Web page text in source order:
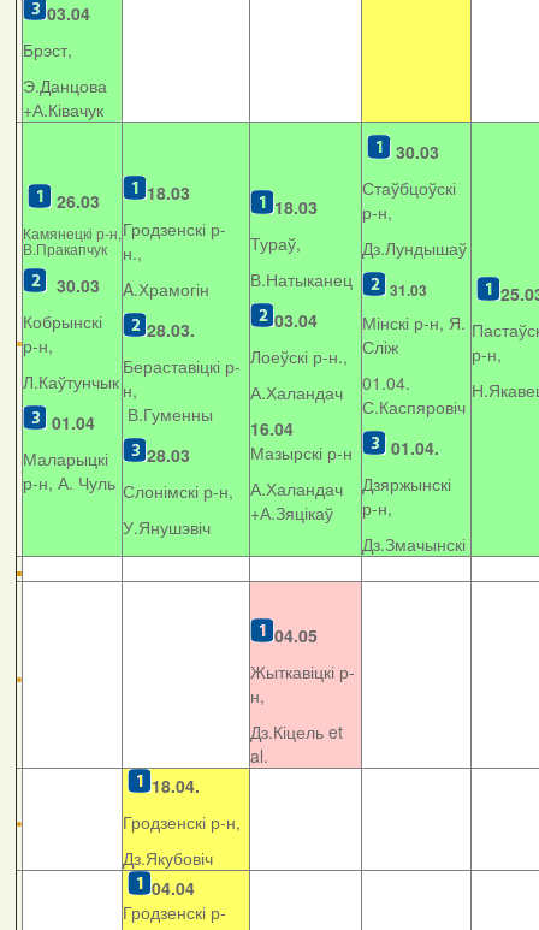
03.04
Брэст,
Э.Данцова
+А.Ківачук
26.03
Камянецкі р-н,
В.Пракапчук
30.03
Кобрынскі
р-н,
Л.Каўтунчык
01.04
Маларыцкі
р-н, А. Чуль
18.03
Гродзенскі р-
н.,
A.Храмогін
28.03.
Бераставіцкі р-
н,
В.Гуменны
28.03
Слонімскі р-н,
У.Янушэвіч
18.03
Тураў,
В.Натыканец
03.04
Лоеўскі р-н.,
А.Халандач
16.04
Мазырскі р-н
А.Халандач
+А.Зяцікаў
30.03
Стаўбцоўскі
р-н,
Дз.Лундышаў
31.03
Мінскі р-н, Я.
Сліж
01.04.
С.Каспяровіч
01.04.
Дзяржынскі
р-н,
Дз.Змачынскі
р-н,
04.05
Жыткавіцкі р-
н,
Дз.Кіцель et
al.
18.04.
Гродзенскі р-н,
Дз.Якубовіч
04.04
Гродзенскі р-